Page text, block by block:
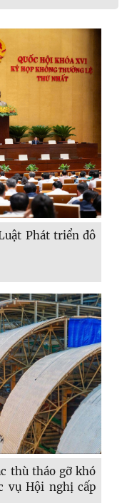
Phát triển đô
thù tháo gỡ khó
vụ Hội nghị cấp